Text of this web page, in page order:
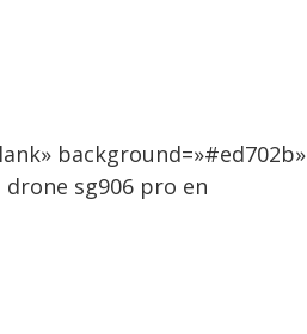
background=»#ed702b»
drone sg906 pro en